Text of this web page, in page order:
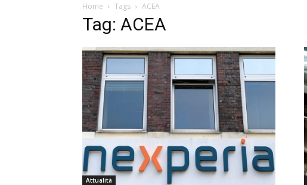
Home Tags ACEA
Tag: ACEA
Attualità